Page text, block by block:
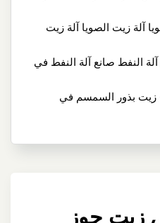
آلة زيت الصويا آلة زيت
النفط صانع آلة النفط في
زيت بذور السمسم في
زيت جوز